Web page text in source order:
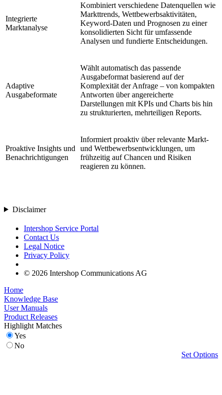
Integrierte
Marktanalyse
Kombiniert verschiedene Datenquellen wie
Markttrends, Wettbewerbsaktivitäten,
Keyword-Daten und Prognosen zu einer
konsolidierten Sicht für umfassende
Analysen und fundierte Entscheidungen.
Adaptive
Ausgabeformate
Wählt automatisch das passende
Ausgabeformat basierend auf der
Komplexität der Anfrage – von kompakten
Antworten über angereicherte
Darstellungen mit KPIs und Charts bis hin
zu strukturierten, mehrteiligen Reports.
Proaktive Insights und
Benachrichtigungen
Informiert proaktiv über relevante Markt-
und Wettbewerbsentwicklungen, um
frühzeitig auf Chancen und Risiken
reagieren zu können.
Disclaimer
Intershop Service Portal
Contact Us
Legal Notice
Privacy Policy
© 2026 Intershop Communications AG
Home
Knowledge Base
User Manuals
Product Releases
Highlight Matches
Yes
No
Set Options